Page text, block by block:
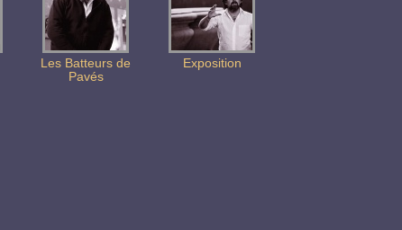
Les Batteurs de
Pavés
Exposition